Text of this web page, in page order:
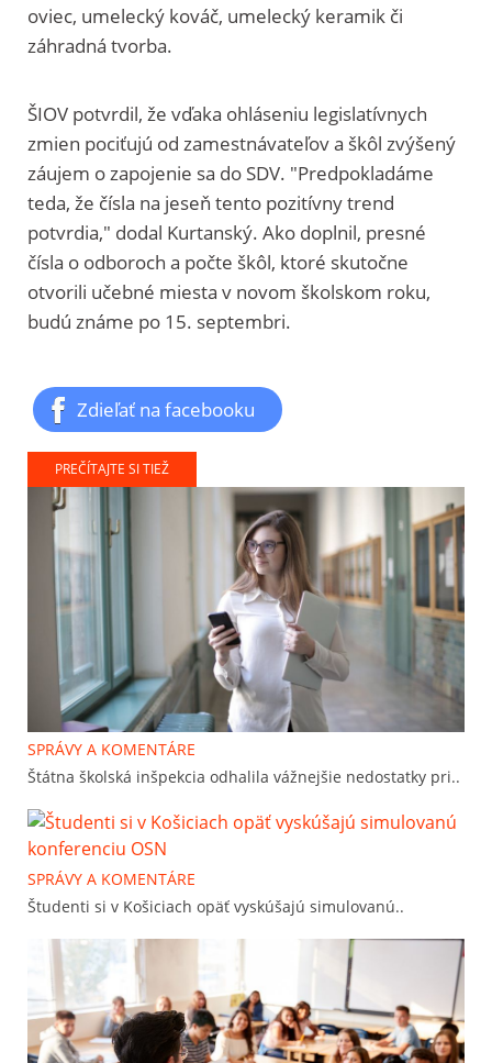
oviec, umelecký kováč, umelecký keramik či
záhradná tvorba.
ŠIOV potvrdil, že vďaka ohláseniu legislatívnych
zmien pociťujú od zamestnávateľov a škôl zvýšený
záujem o zapojenie sa do SDV. "Predpokladáme
teda, že čísla na jeseň tento pozitívny trend
potvrdia," dodal Kurtanský. Ako doplnil, presné
čísla o odboroch a počte škôl, ktoré skutočne
otvorili učebné miesta v novom školskom roku,
budú známe po 15. septembri.
Zdieľať na facebooku
PREČÍTAJTE SI TIEŽ
SPRÁVY A KOMENTÁRE
Štátna školská inšpekcia odhalila vážnejšie nedostatky pri..
SPRÁVY A KOMENTÁRE
Študenti si v Košiciach opäť vyskúšajú simulovanú..